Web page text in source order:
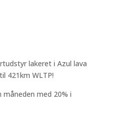
lakeret i Azul lava
421km WLTP!
med 20% i